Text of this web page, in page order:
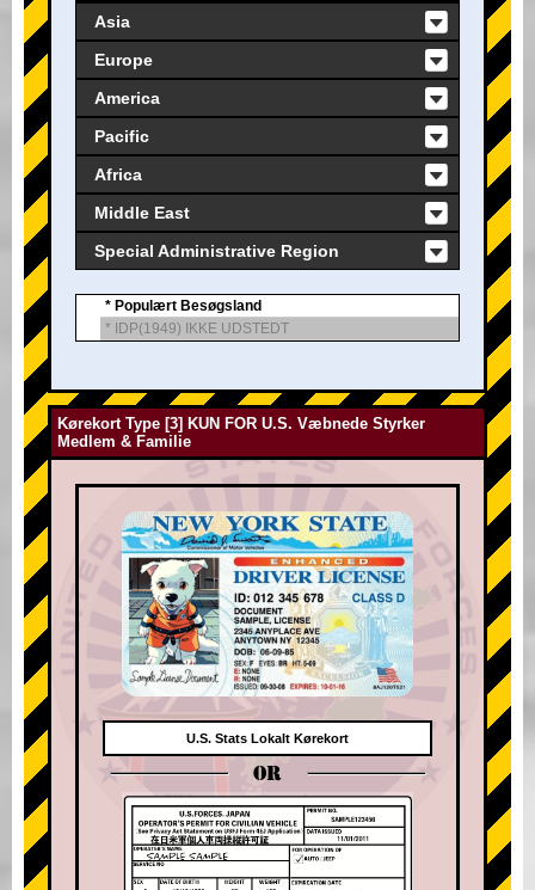
Asia
Europe
America
Pacific
Africa
Middle East
Special Administrative Region
* Populært Besøgsland
* IDP(1949) IKKE UDSTEDT
Kørekort Type [3] KUN FOR U.S. Væbnede Styrker
Medlem & Familie
U.S. Stats Lokalt Kørekort
OR